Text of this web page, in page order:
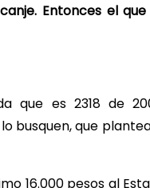
Entonces el que
que es 2318 de
busquen, que
16.000 pesos al